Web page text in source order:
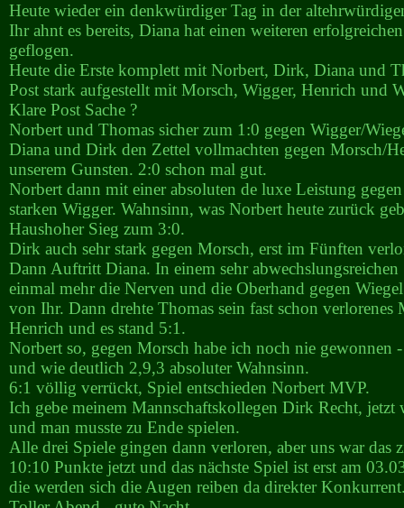
Heute wieder ein denkwürdiger Tag in der
Ihr ahnt es bereits, Diana hat einen weiteren
geflogen.
Heute die Erste komplett mit Norbert, Dirk, Diana und
Post stark aufgestellt mit Morsch, Wigger, Henrich und
Klare Post Sache ?
Norbert und Thomas sicher zum 1:0 gegen Wigger/
Diana und Dirk den Zettel vollmachten gegen Morsch/
unserem Gunsten. 2:0 schon mal gut.
Norbert dann mit einer absoluten de luxe Leistung
starken Wigger. Wahnsinn, was Norbert heute zurück
Haushoher Sieg zum 3:0.
Dirk auch sehr stark gegen Morsch, erst im Fünften
Dann Auftritt Diana. In einem sehr abwechslungsreichen
einmal mehr die Nerven und die Oberhand gegen
von Ihr. Dann drehte Thomas sein fast schon verlorenes
Henrich und es stand 5:1.
Norbert so, gegen Morsch habe ich noch nie gewonnen
und wie deutlich 2,9,3 absoluter Wahnsinn.
6:1 völlig verrückt, Spiel entschieden Norbert MVP.
Ich gebe meinem Mannschaftskollegen Dirk Recht, jetzt
und man musste zu Ende spielen.
Alle drei Spiele gingen dann verloren, aber uns war das
10:10 Punkte jetzt und das nächste Spiel ist erst am
die werden sich die Augen reiben da direkter